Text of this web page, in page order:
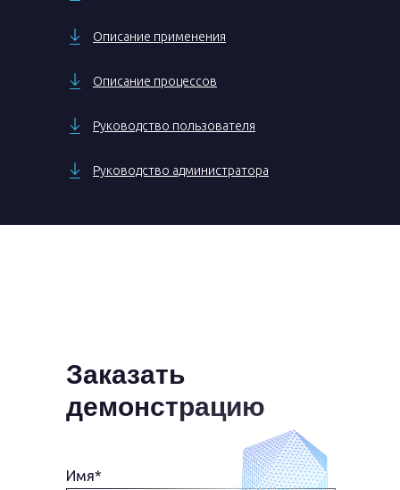
Описание применения
Описание процессов
Руководство пользователя
Руководство администратора
Заказать
демонстрацию
Имя*